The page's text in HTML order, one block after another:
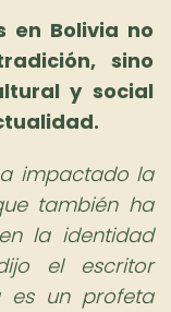
en Bolivia no
sino
y social
impactado la
también ha
la identidad
el escritor
es un profeta